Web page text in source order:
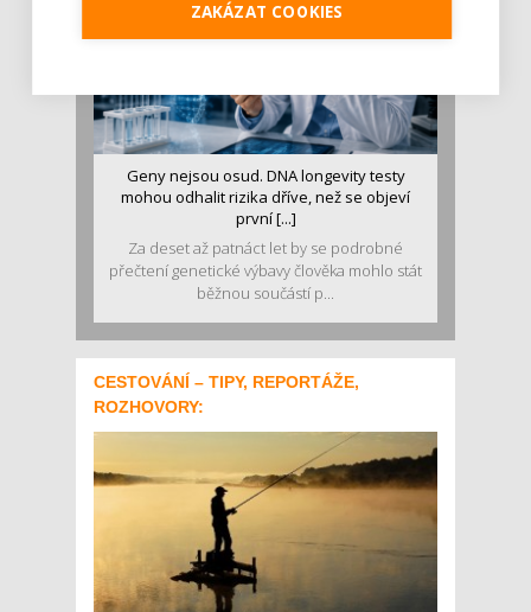
Geny nejsou osud. DNA longevity testy
mohou odhalit rizika dříve, než se objeví
první [...]
Za deset až patnáct let by se podrobné
přečtení genetické výbavy člověka mohlo stát
běžnou součástí p...
CESTOVÁNÍ – TIPY, REPORTÁŽE,
ROZHOVORY:
ZAKÁZAT COOKIES